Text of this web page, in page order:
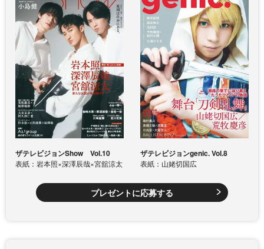
ザテレビジョンShow Vol.10
表紙：岩本照×深澤辰哉×宮舘涼太
ザテレビジョンgenic. Vol.8
表紙：山姥切国広
プレゼントに応募する